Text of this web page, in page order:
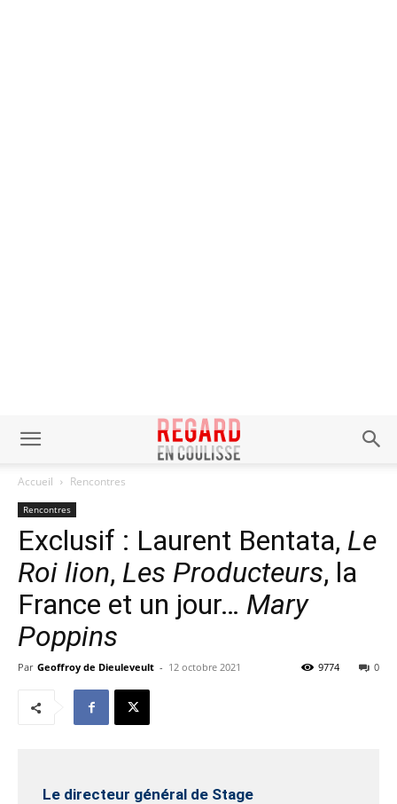
Accueil Rencontres
Rencontres
Exclusif : Laurent Bentata, Le
Roi lion, Les Producteurs, la
France et un jour… Mary
Poppins
Par Geoffroy de Dieuleveult - 12 octobre 2021 0
9774
Le directeur général de Stage